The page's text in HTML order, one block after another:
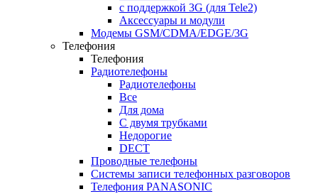
с поддержкой 3G (для Tele2)
Аксессуары и модули
Модемы GSM/CDMA/EDGE/3G
Телефония
Телефония
Радиотелефоны
Радиотелефоны
Все
Для дома
С двумя трубками
Недорогие
DECT
Проводные телефоны
Системы записи телефонных разговоров
Телефония PANASONIC